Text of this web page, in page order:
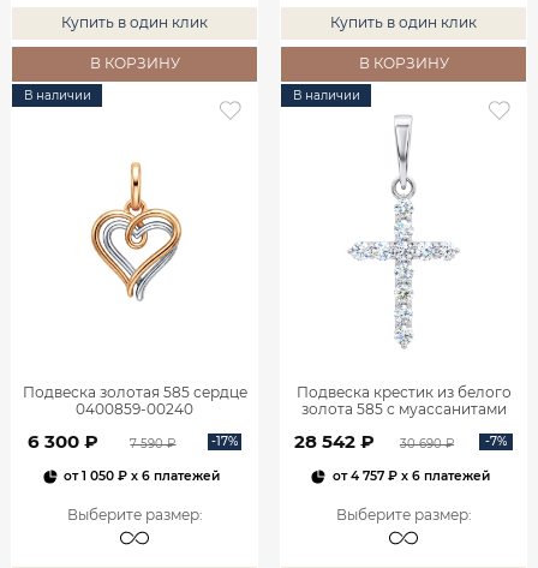
Купить в один клик
В КОРЗИНУ
Купить в один клик
В КОРЗИНУ
В наличии
Подвеска золотая 585 сердце
0400859-00240
6 300 ₽ 7 590 ₽ -17%
от1 050 ₽ x 6 платежей
Выберите размер:
В наличии
Подвеска крестик из белого
золота 585 с муассанитами
28 542 ₽ 30 690 ₽ -7%
от4 757 ₽x 6 платежей
Выберите размер: